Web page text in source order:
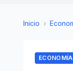
Inicio ›
ECONOMÍA